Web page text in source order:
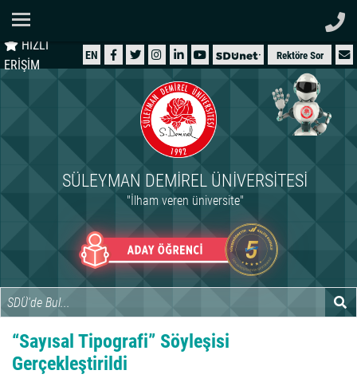
HIZLI
ERİŞİM
EN Rektöre Sor
SÜLEYMAN DEMIREL ÜNIVERSITESI
"İlham veren üniversite"
ÜNİVERSİTEMİZ
İDARİ
ARAŞTIRMA
INTERNATIONAL
“Sayısal Tipografi” Söyleşisi
Gerçekleştirildi